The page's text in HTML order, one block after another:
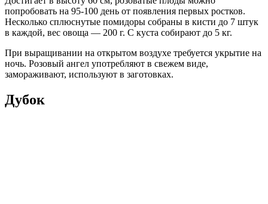
попробовать на 95-100 день от появления первых ростков.
Несколько сплюснутые помидоры собраны в кисти до 7 штук
в каждой, вес овоща — 200 г. С куста собирают до 5 кг.
При выращивании на открытом воздухе требуется укрытие на
ночь. Розовый ангел употребляют в свежем виде,
замораживают, используют в заготовках.
Дубок